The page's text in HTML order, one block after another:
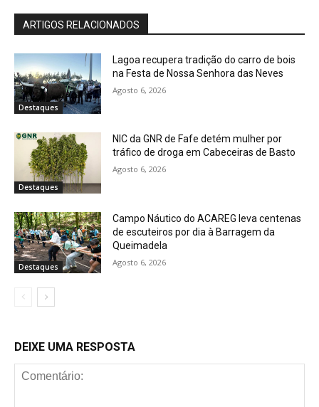
ARTIGOS RELACIONADOS
Destaques
Lagoa recupera tradição do carro de bois
na Festa de Nossa Senhora das Neves
Agosto 6, 2026
Destaques
NIC da GNR de Fafe detém mulher por
tráfico de droga em Cabeceiras de Basto
Agosto 6, 2026
Destaques
Campo Náutico do ACAREG leva centenas
de escuteiros por dia à Barragem da
Queimadela
Agosto 6, 2026
DEIXE UMA RESPOSTA